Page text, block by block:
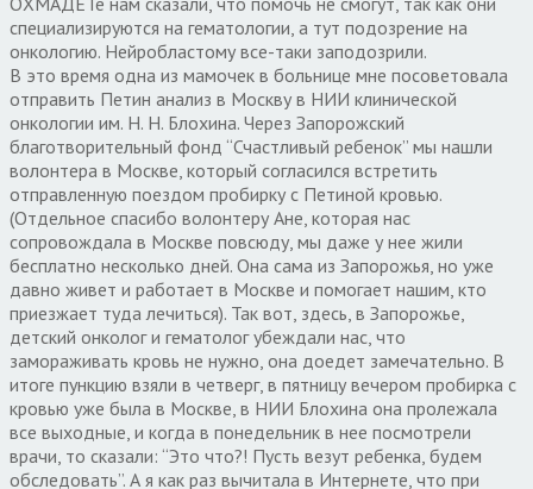
специализируются на гематологии, а тут подозрение на
онкологию. Нейробластому все-таки заподозрили.
В это время одна из мамочек в больнице мне посоветовала
отправить Петин анализ в Москву в НИИ клинической
онкологии им. Н. Н. Блохина. Через Запорожский
благотворительный фонд “Счастливый ребенок” мы нашли
волонтера в Москве, который согласился встретить
отправленную поездом пробирку с Петиной кровью.
(Отдельное спасибо волонтеру Ане, которая нас
сопровождала в Москве повсюду, мы даже у нее жили
бесплатно несколько дней. Она сама из Запорожья, но уже
давно живет и работает в Москве и помогает нашим, кто
приезжает туда лечиться). Так вот, здесь, в Запорожье,
детский онколог и гематолог убеждали нас, что
замораживать кровь не нужно, она доедет замечательно. В
итоге пункцию взяли в четверг, в пятницу вечером пробирка с
кровью уже была в Москве, в НИИ Блохина она пролежала
все выходные, и когда в понедельник в нее посмотрели
врачи, то сказали: “Это что?! Пусть везут ребенка, будем
обследовать”. А я как раз вычитала в Интернете, что при